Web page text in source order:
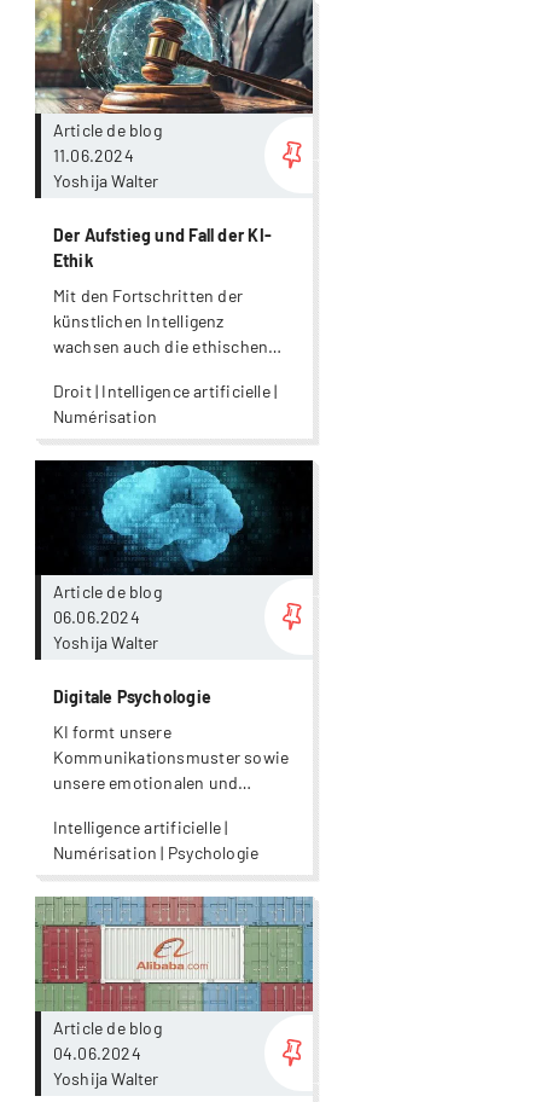
Article de blog
11.06.2024
Yoshija Walter
Der Aufstieg und Fall der KI-
Ethik
Mit den Fortschritten der
künstlichen Intelligenz
wachsen auch die ethischen
Droit | Intelligence artificielle |
Numérisation
Plus
Article de blog
06.06.2024
Yoshija Walter
Digitale Psychologie
KI formt unsere
Kommunikationsmuster sowie
unsere emotionalen und
Intelligence artificielle |
Numérisation | Psychologie
Plus
Article de blog
04.06.2024
Yoshija Walter
Plus